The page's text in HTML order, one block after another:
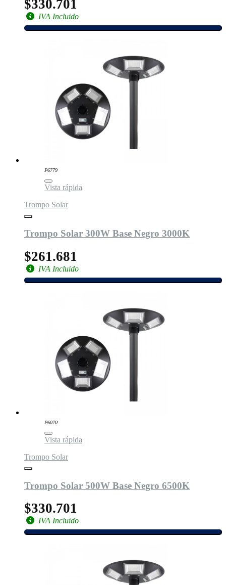
$330.701
IVA Incluido
P6779
Vista rápida
Trompo Solar
Trompo Solar 300W Base Negro 3000K
$261.681
IVA Incluido
P6070
Vista rápida
Trompo Solar
Trompo Solar 500W Base Negro 6500K
$330.701
IVA Incluido